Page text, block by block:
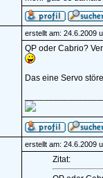
erstellt am: 24.6.2009
QP oder Cabrio?
Das eine Servo
erstellt am: 24.6.2009
Zitat: